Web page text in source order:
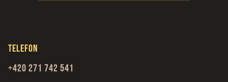
Telefon
+420 271 742 541